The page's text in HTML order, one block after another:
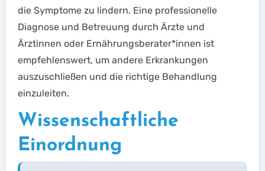
die Symptome zu lindern. Eine professionelle
Diagnose und Betreuung durch Ärzte und
Ärztinnen oder Ernährungsberater*innen ist
empfehlenswert, um andere Erkrankungen
auszuschließen und die richtige Behandlung
einzuleiten.
Wissenschaftliche
Einordnung